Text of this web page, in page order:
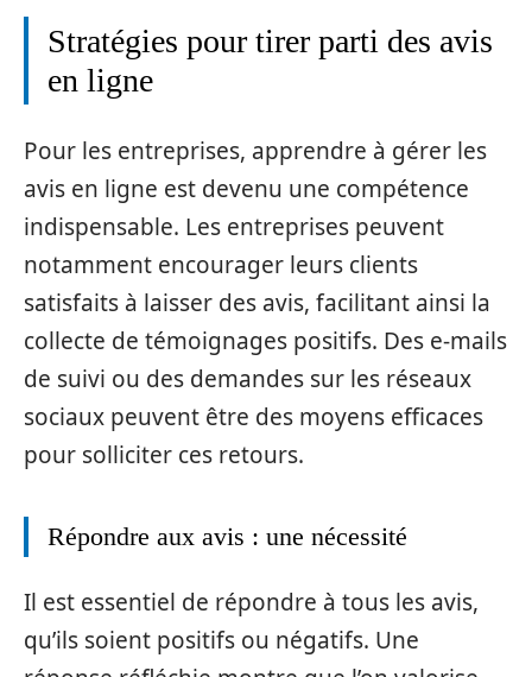
Stratégies pour tirer parti des avis
en ligne
Pour les entreprises, apprendre à gérer les
avis en ligne est devenu une compétence
indispensable. Les entreprises peuvent
notamment encourager leurs clients
satisfaits à laisser des avis, facilitant ainsi la
collecte de témoignages positifs. Des e-mails
de suivi ou des demandes sur les réseaux
sociaux peuvent être des moyens efficaces
pour solliciter ces retours.
Répondre aux avis : une nécessité
Il est essentiel de répondre à tous les avis,
qu’ils soient positifs ou négatifs. Une